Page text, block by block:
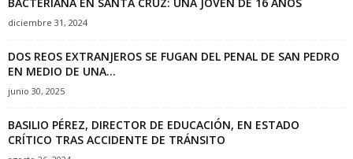
diciembre 31, 2024
DOS REOS EXTRANJEROS SE FUGAN DEL PENAL DE SAN PEDRO
EN MEDIO DE UNA...
junio 30, 2025
BASILIO PÉREZ, DIRECTOR DE EDUCACIÓN, EN ESTADO
CRÍTICO TRAS ACCIDENTE DE TRÁNSITO